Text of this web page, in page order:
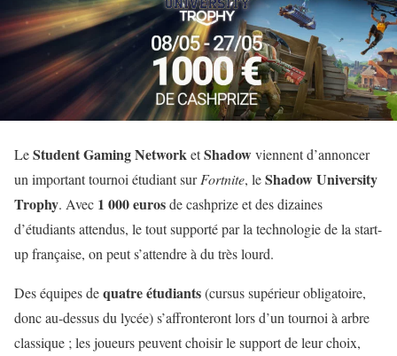
LeStudent Gaming NetworketShadowviennent d’annoncer
un important tournoi étudiant surFortnite, leShadow University
Trophy. Avec 1 000 eurosde cashprize et des dizaines
d’étudiants attendus, le tout supporté par la technologie de la start-
up française, on peut s’attendre à du très lourd.
Des équipes dequatre étudiants(cursus supérieur obligatoire,
donc au-dessus du lycée) s’affronteront lors d’un tournoi à arbre
classique ; les joueurs peuvent choisir le support de leur choix,